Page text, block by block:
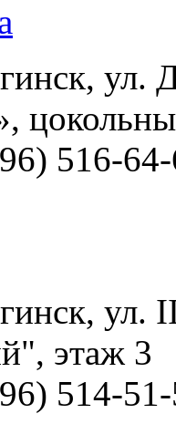
ул.
516-
ул.
этаж 3
514-